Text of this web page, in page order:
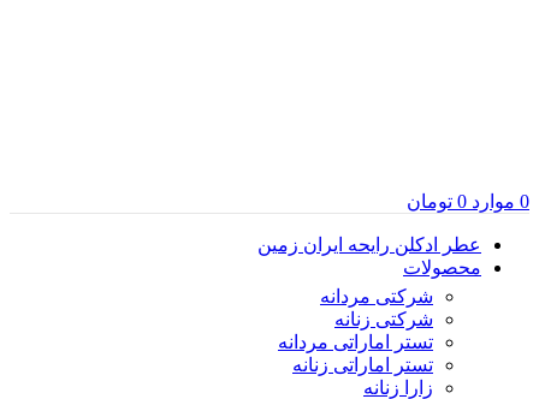
0 موارد 0 تومان
عطر ادکلن رایحه ایران زمین
محصولات
شرکتی مردانه
شرکتی زنانه
تستر اماراتی مردانه
تستر اماراتی زنانه
زارا زنانه